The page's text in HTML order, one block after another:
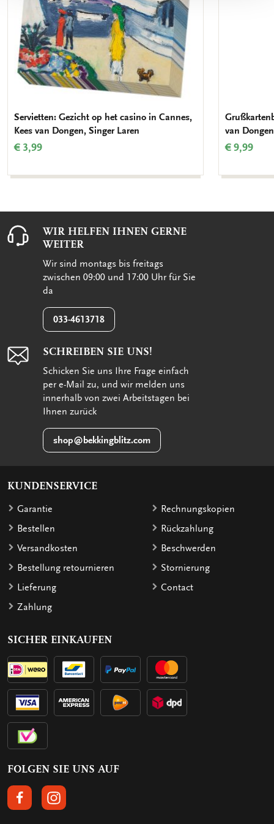
Servietten: Gezicht op het casino in Cannes,
Kees van Dongen, Singer Laren
€ 3,99
van Dongen
€ 9,99
WIR HELFEN IHNEN GERNE
WEITER
Wir sind montags bis freitags
zwischen 09:00 und 17:00 Uhr für Sie
da
033-4613718
SCHREIBEN SIE UNS!
Schicken Sie uns Ihre Frage einfach
per e-Mail zu, und wir melden uns
innerhalb von zwei Arbeitstagen bei
Ihnen zurück
shop@bekkingblitz.com
KUNDENSERVICE
Garantie
Bestellen
Versandkosten
Bestellung retournieren
Lieferung
Zahlung
Rechnungskopien
Rückzahlung
Beschwerden
Stornierung
Contact
SICHER EINKAUFEN
FOLGEN SIE UNS AUF
FOLGEN SIE UNS AUF FACEBOOK
FOLGEN SIE UNS AUF INSTAGRAM